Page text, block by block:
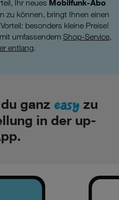
Ihr neues Mobilfunk-Abo
zu können, bringt Ihnen einen
besonders kleine Preise!
umfassendem Shop-Service,
entlang.
ganz easy zu
in der up-